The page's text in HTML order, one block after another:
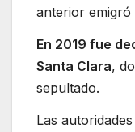
anterior emigró
En 2019 fue
Santa Clara,
sepultado.
Las